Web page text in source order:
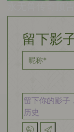
留下影
昵称*